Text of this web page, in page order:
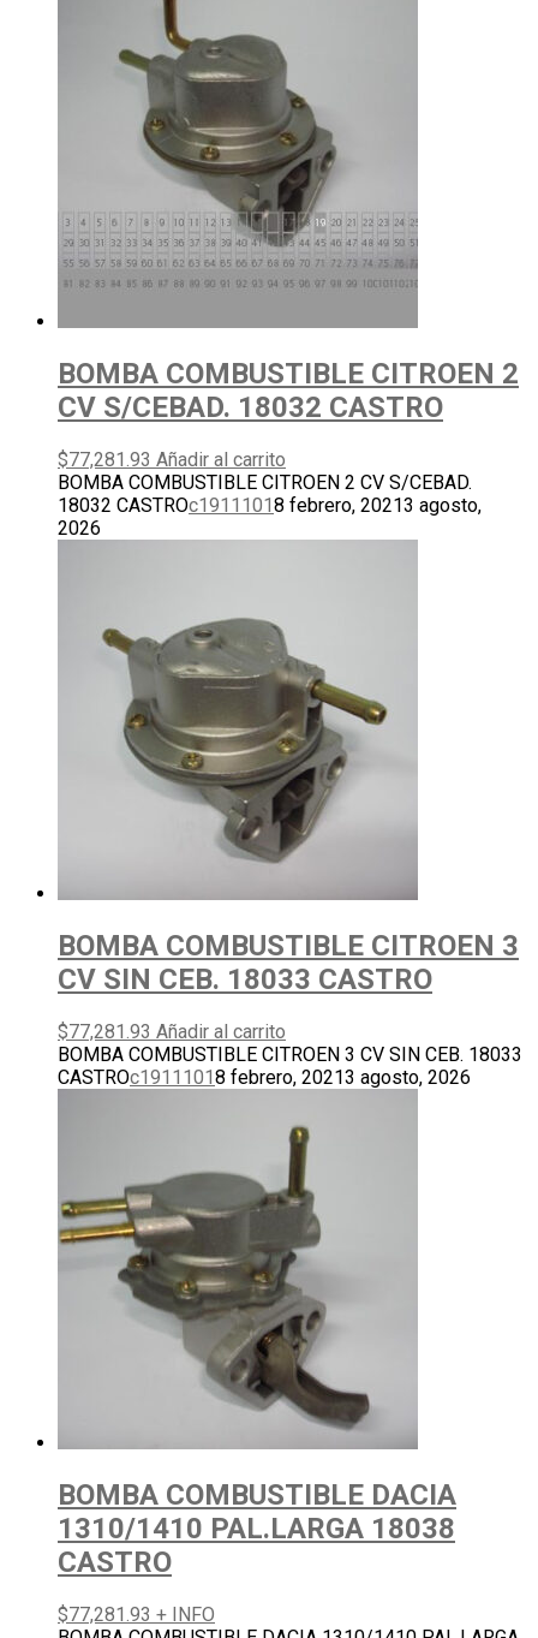
BOMBA COMBUSTIBLE CITROEN 2
CV S/CEBAD. 18032 CASTRO
$77,281.93 Añadir al carrito
BOMBA COMBUSTIBLE CITROEN 2 CV S/CEBAD.
18032 CASTROc19111018 febrero, 20213 agosto,
2026
BOMBA COMBUSTIBLE CITROEN 3
CV SIN CEB. 18033 CASTRO
$77,281.93 Añadir al carrito
BOMBA COMBUSTIBLE CITROEN 3 CV SIN CEB. 18033
CASTROc19111018 febrero, 20213 agosto, 2026
BOMBA COMBUSTIBLE DACIA
1310/1410 PAL.LARGA 18038
CASTRO
$77,281.93 + INFO